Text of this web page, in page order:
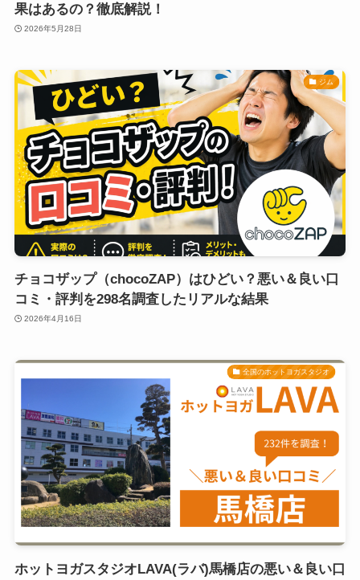
果はあるの？徹底解説！
2026年5月28日
ジム
チョコザップ（chocoZAP）はひどい？悪い＆良い口
コミ・評判を298名調査したリアルな結果
2026年4月16日
全国のホットヨガスタジオ
ホットヨガスタジオLAVA(ラバ)馬橋店の悪い＆良い口